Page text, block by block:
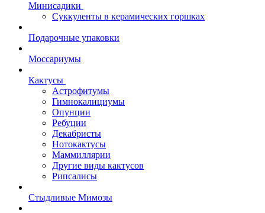
Минисадики
Суккуленты в керамических горшках
Подарочные упаковки
Моссариумы
Кактусы
Астрофитумы
Гимнокалициумы
Опунции
Ребуции
Декабристы
Нотокактусы
Маммиллярии
Другие виды кактусов
Рипсалисы
Стыдливые Мимозы